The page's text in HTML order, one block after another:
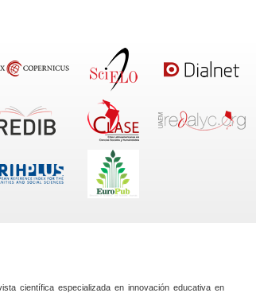
científica especializada en innovación educativa en